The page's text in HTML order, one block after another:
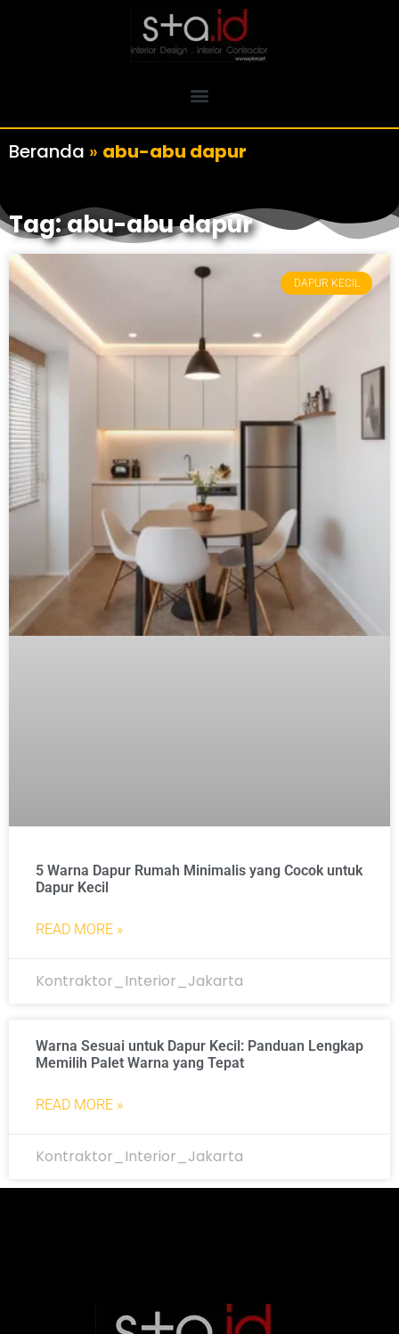
Beranda » abu-abu dapur
Tag: abu-abu dapur
DAPUR KECIL
5 Warna Dapur Rumah Minimalis yang Cocok untuk
Dapur Kecil
READ MORE »
Kontraktor_Interior_Jakarta
Warna Sesuai untuk Dapur Kecil: Panduan Lengkap
Memilih Palet Warna yang Tepat
READ MORE »
Kontraktor_Interior_Jakarta